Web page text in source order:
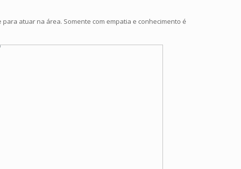
atuar na área. Somente com empatia e conhecimento é